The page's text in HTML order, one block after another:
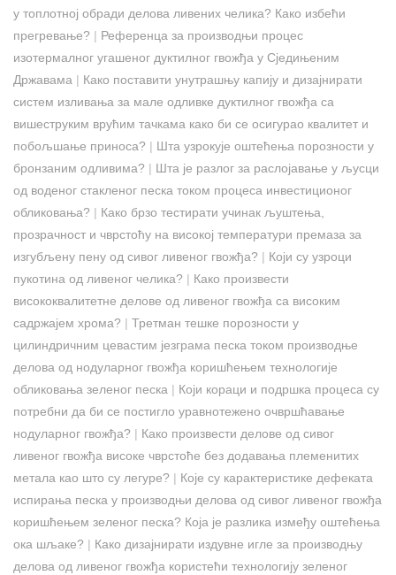
у топлотној обради делова ливених челика? Како избећи
прегревање? | Референца за производњи процес
изотермалног угашеног дуктилног гвожђа у Сједињеним
Државама | Како поставити унутрашњу капију и дизајнирати
систем изливања за мале одливке дуктилног гвожђа са
вишеструким врућим тачкама како би се осигурао квалитет и
побољшање приноса? | Шта узрокује оштећења порозности у
бронзаним одливима? | Шта је разлог за раслојавање у љусци
од воденог стакленог песка током процеса инвестиционог
обликовања? | Како брзо тестирати учинак љуштења,
прозрачност и чврстоћу на високој температури премаза за
изгубљену пену од сивог ливеног гвожђа? | Који су узроци
пукотина од ливеног челика? | Како произвести
висококвалитетне делове од ливеног гвожђа са високим
садржајем хрома? | Третман тешке порозности у
цилиндричним цевастим језграма песка током производње
делова од нодуларног гвожђа коришћењем технологије
обликовања зеленог песка | Који кораци и подршка процеса су
потребни да би се постигло уравнотежено очвршћавање
нодуларног гвожђа? | Како произвести делове од сивог
ливеног гвожђа високе чврстоће без додавања племенитих
метала као што су легуре? | Које су карактеристике дефеката
испирања песка у производњи делова од сивог ливеног гвожђа
коришћењем зеленог песка? Која је разлика између оштећења
ока шљаке? | Како дизајнирати издувне игле за производњу
делова од ливеног гвожђа користећи технологију зеленог